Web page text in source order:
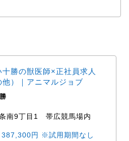
勝の獣医師×正社員求人
他）｜アニマルジョブ
南9丁目1 帯広競馬場内
円 ※試用期間なし